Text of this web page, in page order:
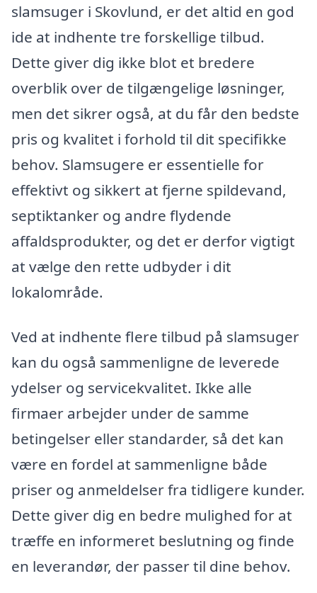
slamsuger i Skovlund, er det altid en god
ide at indhente tre forskellige tilbud.
Dette giver dig ikke blot et bredere
overblik over de tilgængelige løsninger,
men det sikrer også, at du får den bedste
pris og kvalitet i forhold til dit specifikke
behov. Slamsugere er essentielle for
effektivt og sikkert at fjerne spildevand,
septiktanker og andre flydende
affaldsprodukter, og det er derfor vigtigt
at vælge den rette udbyder i dit
lokalområde.
Ved at indhente flere tilbud på slamsuger
kan du også sammenligne de leverede
ydelser og servicekvalitet. Ikke alle
firmaer arbejder under de samme
betingelser eller standarder, så det kan
være en fordel at sammenligne både
priser og anmeldelser fra tidligere kunder.
Dette giver dig en bedre mulighed for at
træffe en informeret beslutning og finde
en leverandør, der passer til dine behov.